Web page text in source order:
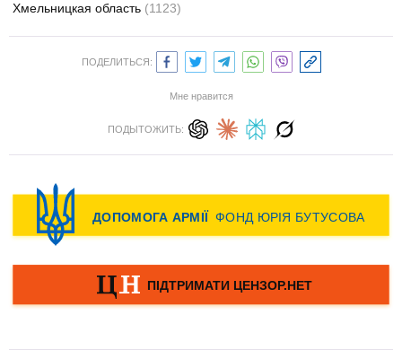
Хмельницкая область (1123)
ПОДЕЛИТЬСЯ:
Мне нравится
ПОДЫТОЖИТЬ: